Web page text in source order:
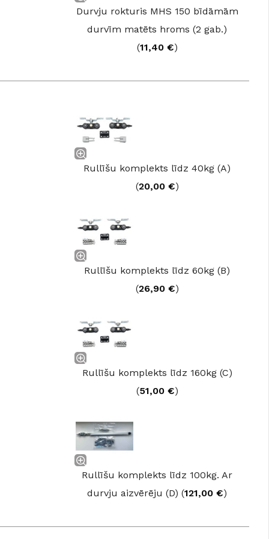
Grīdas segumi
Skatīt
Naturālas grīdas no masīvkoka
Parketa grīdas
Vinila grīdas
Grīdlīstes un aksesuāri
Durvju rokturis MHS 150 bīdāmām
durvīm matēts hroms (2 gab.)
(11,40 €)
Rullīšu komplekts līdz 40kg (A)
(20,00 €)
Rullīšu komplekts līdz 60kg (B)
(26,90 €)
Rullīšu komplekts līdz 160kg (C)
(51,00 €)
Rullīšu komplekts līdz 100kg. Ar
durvju aizvērēju (D) (121,00 €)